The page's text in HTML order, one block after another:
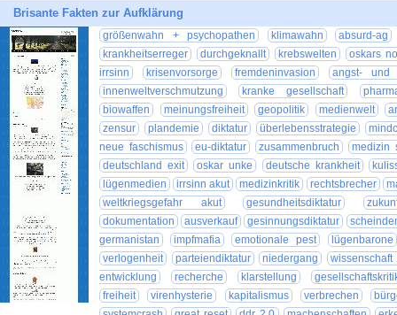
Brisante Fakten zur Aufklärung
größenwahn + psychopathen klimawahn
absurd-ag
krankheitserreger
durchgeknallt krebswelten
oskars
irrsinn
krisenvorsorge fremdeninvasion
angst- und
innenweltverschmutzung
kranke gesellschaft
biowaffen
meinungsfreiheit geopolitik medienwelt
zensur
plandemie diktatur überlebensstrategie
neue faschismus
eu-diktatur zusammenbruch
medizin
deutschland exit
oskar unke deutsche krankheit
lügenmedien
irrsinn akut medizinkritik rechtsbrecher
weltkriegsgefahr akut
gesundheitsdiktatur
dokumentation
ausverkauf gesinnungsdiktatur
germanistan
impfmafia emotionale pest
lügenbarone
verlogenheit
parteiendiktatur niedergang
entwicklung
recherche klarstellung
freiheit
virenhysterie kapitalismus verbrechen